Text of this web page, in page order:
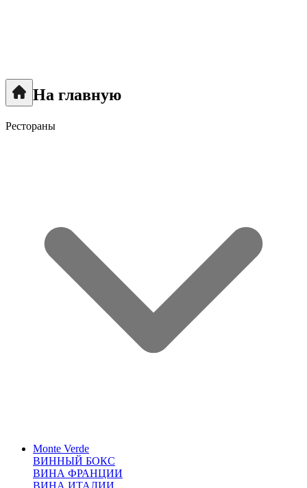
На главную
Рестораны
Monte Verde
ВИННЫЙ БОКС
ВИНА ФРАНЦИИ